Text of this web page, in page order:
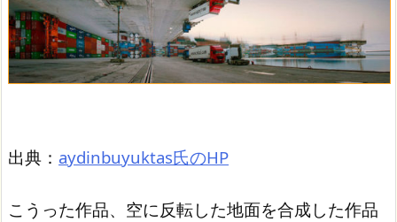
出典： aydinbuyuktas氏のHP
こうった作品、空に反転した地面を合成した作品